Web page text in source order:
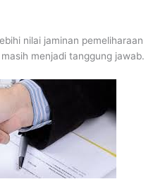
nilai jaminan pemeliharaan
menjadi tanggung jawab.